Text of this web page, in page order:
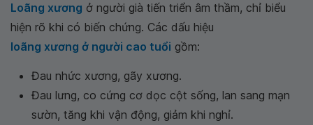
Loãng xương ở người già tiến triển âm thầm, chỉ biểu
hiện rõ khi có biến chứng. Các dấu hiệu
loãng xương ở người cao tuổi gồm:
Đau nhức xương, gãy xương.
Đau lưng, co cứng cơ dọc cột sống, lan sang mạn
sườn, tăng khi vận động, giảm khi nghỉ.